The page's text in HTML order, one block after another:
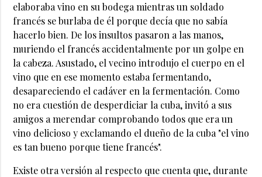
elaboraba vino en su bodega mientras un soldado
francés se burlaba de él porque decía que no sabía
hacerlo bien. De los insultos pasaron a las manos,
muriendo el francés accidentalmente por un golpe en
la cabeza. Asustado, el vecino introdujo el cuerpo en el
vino que en ese momento estaba fermentando,
desapareciendo el cadáver en la fermentación. Como
no era cuestión de desperdiciar la cuba, invitó a sus
amigos a merendar comprobando todos que era un
vino delicioso y exclamando el dueño de la cuba "el vino
es tan bueno porque tiene francés".
Existe otra versión al respecto que cuenta que, durante